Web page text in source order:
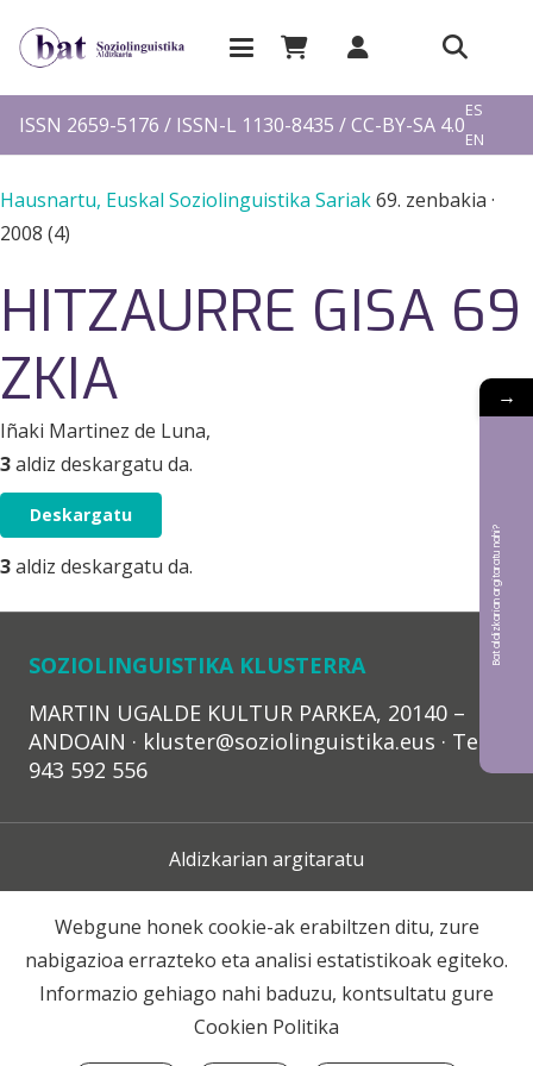
ISSN 2659-5176 / ISSN-L 1130-8435 / CC-BY-SA 4.0
ES
EN
Hausnartu, Euskal Soziolinguistika Sariak69. zenbakia ·
2008 (4)
HITZAURRE GISA 69
ZKIA
Iñaki Martinez de Luna,
3aldiz deskargatu da.
Deskargatu
3aldiz deskargatu da.
SOZIOLINGUISTIKA KLUSTERRA
MARTIN UGALDE KULTUR PARKEA, 20140 –
ANDOAIN · kluster@soziolinguistika.eus · Tel.:
943 592 556
Aldizkarian argitaratu
Lege Oharra
Harpidetza
Webgune honek cookie-ak erabiltzen ditu, zure
nabigazioa errazteko eta analisi estatistikoak egiteko.
Informazio gehiago nahi baduzu, kontsultatu gure
Cookien Politika
→
Bat aldizkarian argitaratu nahi?